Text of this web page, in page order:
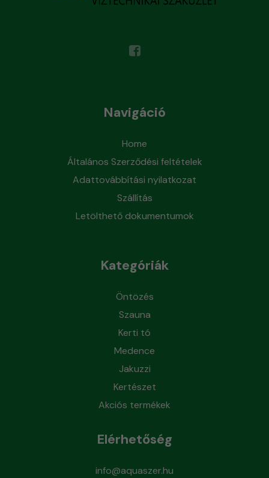
Navigáció
Home
Általános Szerződési feltételek
Adattovábbítási nyilatkozat
Szállítás
Letölthető dokumentumok
Kategóriák
Öntözés
Szauna
Kerti tó
Medence
Jakuzzi
Kertészet
Akciós termékek
Elérhetőség
info@aquaszer.hu